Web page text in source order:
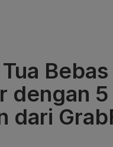
Bebas
dengan 5
dari